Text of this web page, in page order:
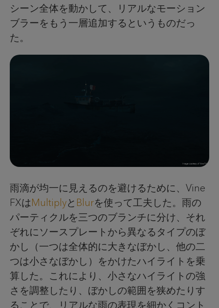
シーン全体を動かして、リアルなモーション
ブラーをもう一層追加するというものだっ
た。
雨滴が均一に見えるのを避けるために、Vine
FXはMultiplyと Blurを使って工夫した。雨の
パーティクルを三つのブランチに分け、それ
ぞれにソースプレートから異なるタイプのぼ
かし（一つは全体的に大きなぼかし、他の二
つは小さなぼかし）をかけたハイライトを乗
算した。これにより、小さなハイライトの強
さを調整したり、ぼかしの範囲を狭めたりす
ることで、リアルな雨の表現を細かくコント